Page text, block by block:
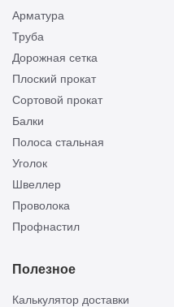
Арматура
Труба
Дорожная сетка
Плоский прокат
Сортовой прокат
Балки
Полоса стальная
Уголок
Швеллер
Проволока
Профнастил
Полезное
Калькулятор доставки